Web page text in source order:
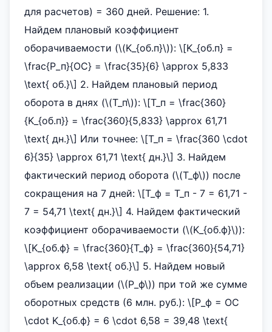
для расчетов) = 360 дней. Решение: 1.
Найдем плановый коэффициент
оборачиваемости (\(K_{об.п}\)): \[K_{об.п} =
\frac{Р_п}{ОС} = \frac{35}{6} \approx 5,833
\text{ об.}\] 2. Найдем плановый период
оборота в днях (\(T_п\)): \[T_п = \frac{360}
{K_{об.п}} = \frac{360}{5,833} \approx 61,71
\text{ дн.}\] Или точнее: \[T_п = \frac{360 \cdot
6}{35} \approx 61,71 \text{ дн.}\] 3. Найдем
фактический период оборота (\(T_ф\)) после
сокращения на 7 дней: \[T_ф = T_п - 7 = 61,71 -
7 = 54,71 \text{ дн.}\] 4. Найдем фактический
коэффициент оборачиваемости (\(K_{об.ф}\)):
\[K_{об.ф} = \frac{360}{T_ф} = \frac{360}{54,71}
\approx 6,58 \text{ об.}\] 5. Найдем новый
объем реализации (\(Р_ф\)) при той же сумме
оборотных средств (6 млн. руб.): \[Р_ф = ОС
\cdot K_{об.ф} = 6 \cdot 6,58 = 39,48 \text{